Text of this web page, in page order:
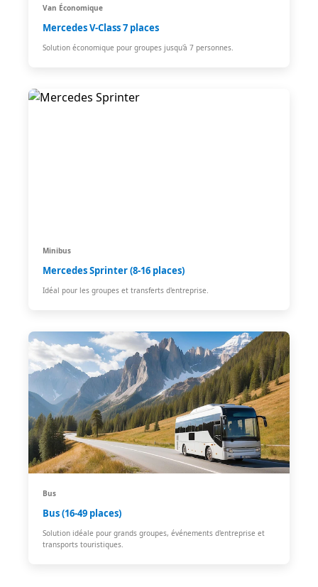
Van Économique
Mercedes V-Class 7 places
Solution économique pour groupes jusqu'à 7 personnes.
Minibus
Mercedes Sprinter (8-16 places)
Idéal pour les groupes et transferts d'entreprise.
Bus
Bus (16-49 places)
Solution idéale pour grands groupes, événements d'entreprise et
transports touristiques.